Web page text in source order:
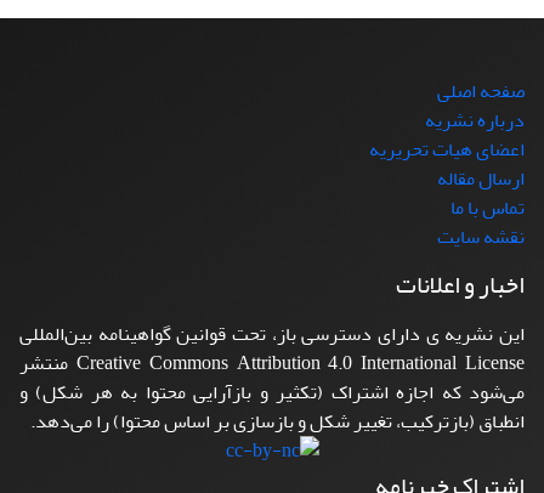
صفحه اصلی
درباره نشریه
اعضای هیات تحریریه
ارسال مقاله
تماس با ما
نقشه سایت
اخبار و اعلانات
این نشریه ی دارای دسترسی باز، تحت قوانین گواهینامه بین‌المللی
Creative Commons Attribution 4.0 International License منتشر
می‌شود که اجازه اشتراک (تکثیر و بازآرایی محتوا به هر شکل) و
انطباق (بازترکیب، تغییر شکل و بازسازی بر اساس محتوا) را می‌دهد.